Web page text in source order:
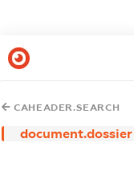
CAHEADER.SEARCH
document.dossier